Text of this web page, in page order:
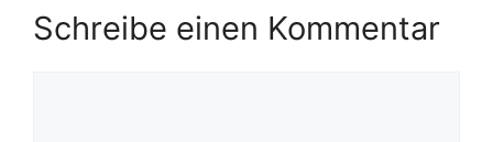
Schreibe einen Kommentar